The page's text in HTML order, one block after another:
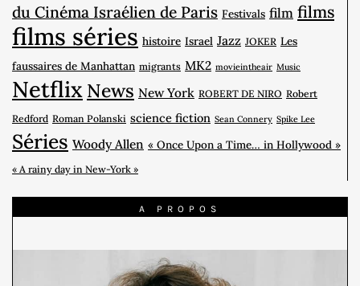
du Cinéma Israélien de Paris Festivals film films
films séries histoire Israel Jazz JOKER Les
faussaires de Manhattan migrants MK2 movieintheair Music
Netflix News New York ROBERT DE NIRO Robert
Redford Roman Polanski science fiction Sean Connery Spike Lee
Séries Woody Allen « Once Upon a Time… in Hollywood »
« A rainy day in New-York »
A PROPOS